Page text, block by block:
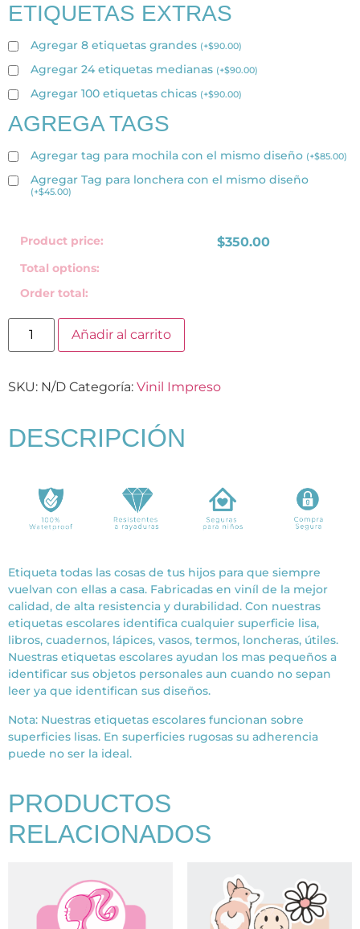
ETIQUETAS EXTRAS
Agregar 8 etiquetas grandes (+$90.00)
Agregar 24 etiquetas medianas (+$90.00)
Agregar 100 etiquetas chicas (+$90.00)
AGREGA TAGS
Agregar tag para mochila con el mismo diseño (+$85.00)
Agregar Tag para lonchera con el mismo diseño
(+$45.00)
Product price: $350.00
Total options:
Order total:
Añadir al carrito
SKU: N/D Categoría: Vinil Impreso
DESCRIPCIÓN
Etiqueta todas las cosas de tus hijos para que siempre
vuelvan con ellas a casa. Fabricadas en viníl de la mejor
calidad, de alta resistencia y durabilidad. Con nuestras
etiquetas escolares identifica cualquier superficie lisa,
libros, cuadernos, lápices, vasos, termos, loncheras, útiles.
Nuestras etiquetas escolares ayudan los mas pequeños a
identificar sus objetos personales aun cuando no sepan
leer ya que identifican sus diseños.
Nota: Nuestras etiquetas escolares funcionan sobre
superficies lisas. En superficies rugosas su adherencia
puede no ser la ideal.
PRODUCTOS
RELACIONADOS